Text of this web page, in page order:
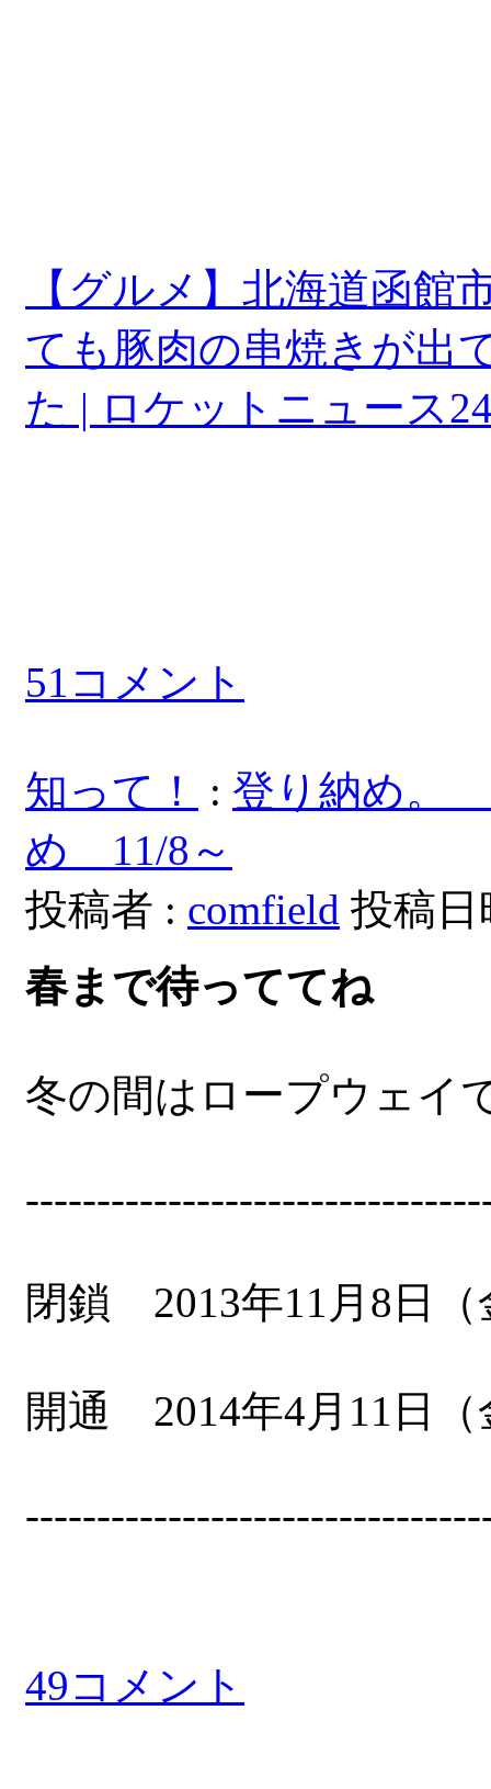
【グルメ】北海道函館
ても豚肉の串焼きが
た | ロケットニュース
51コメント
知って！ : 登り納め。
め 11/8～
投稿者 : comfield 投稿日
春まで待っててね
冬の間はロープウェイ
閉鎖 2013年11月8日
開通 2014年4月11日
49コメント